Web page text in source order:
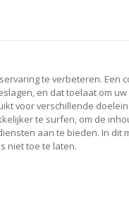
zaken waar u
eraan?
te verbeteren. Een
en dat toelaat om uw
voor verschillende
te surfen, om de
aan te bieden. In dit
niet toe te laten.